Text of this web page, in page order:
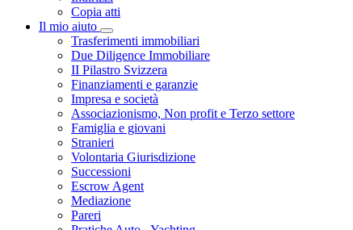
Copia atti
Il mio aiuto
Visualizza menù di secondo livello
Trasferimenti immobiliari
Due Diligence Immobiliare
II Pilastro Svizzera
Finanziamenti e garanzie
Impresa e società
Associazionismo, Non profit e Terzo settore
Famiglia e giovani
Stranieri
Volontaria Giurisdizione
Successioni
Escrow Agent
Mediazione
Pareri